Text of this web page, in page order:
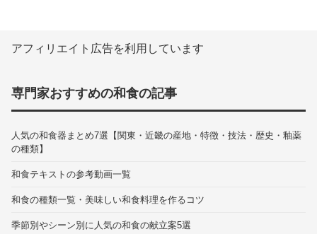
アフィリエイト広告を利用しています
専門家おすすめの和食の記事
人気の和食器まとめ7選【関東・近畿の産地・特徴・技法・歴史・釉薬
の種類】
和食テキストの参考動画一覧
和食の種類一覧・美味しい和食料理を作るコツ
季節別やシーン別に人気の和食の献立案5選